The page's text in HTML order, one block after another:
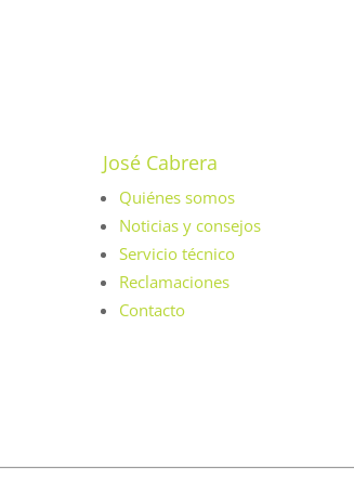
José Cabrera
Quiénes somos
Noticias y consejos
Servicio técnico
Reclamaciones
Contacto